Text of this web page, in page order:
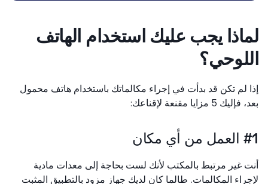
يجب عليك استخدام الهاتف
لم تكن قد بدأت في إجراء مكالماتك باستخدام هاتف محمول
5 مزايا مقنعة لإقناعك:
غير مرتبط بالمكتب لأنك لست بحاجة إلى معدات مادية
المكالمات. طالما كان لديك جهاز مزود بالتطبيق المثبت